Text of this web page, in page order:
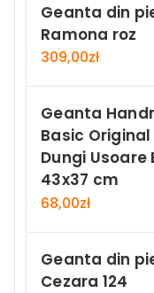
Geanta din
Ramona roz
309,00zł
Geanta
Basic
Dungi
43x37 cm
68,00zł
Geanta din
Cezara 124